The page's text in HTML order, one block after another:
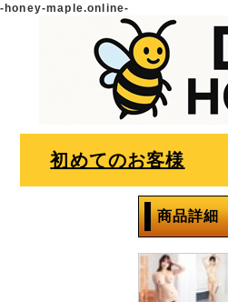
-honey-maple.online-
初めてのお客様
商品詳細